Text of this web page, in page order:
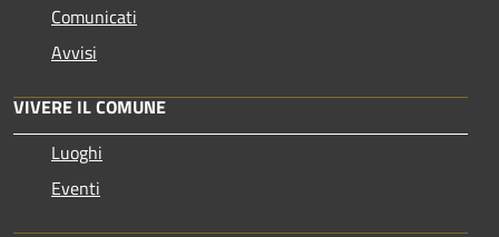
Comunicati
Avvisi
VIVERE IL COMUNE
Luoghi
Eventi